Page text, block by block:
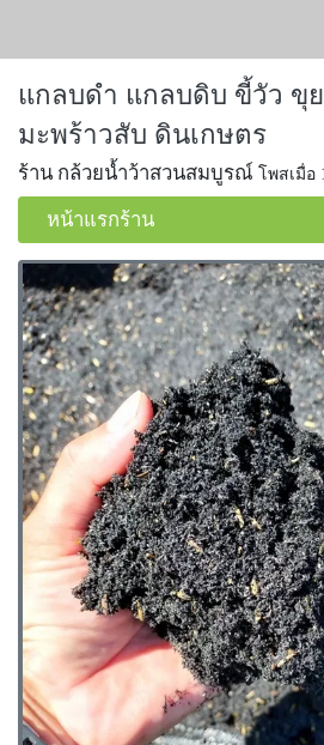
แกลบดำ แกลบดิบ ขี้วัว ขุ
มะพร้าวสับ ดินเกษตร
ร้าน กล้วยน้ำว้าสวนสมบูรณ์ โพสเมื่อ
หน้าแรกร้าน